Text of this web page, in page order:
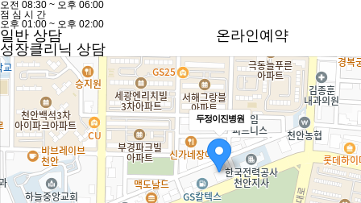
오전 08:30 ~ 오후 06:00
점 심 시
간
오후 01:00 ~ 오후 02:00
일반 상담
성장클리닉 상담
온라인예약
두정이진병원